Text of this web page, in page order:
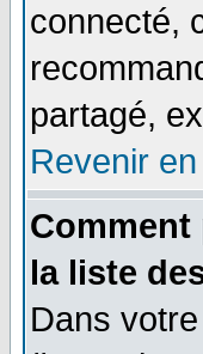
connecté,
partagé,
Revenir
la liste
Dans